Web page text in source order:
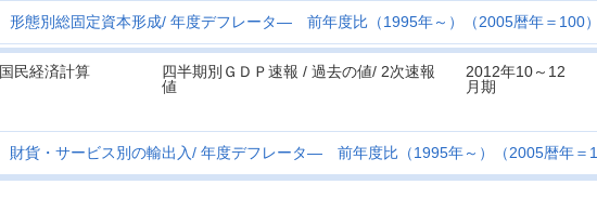
形態別総固定資本形成 年度デフレータ― 前年度比（1995年～）（2005暦年＝100）
国民経済計算
四半期別ＧＤＰ速報 / 過去の値/ 2次速報
値
2012年10～12
月期
財貨・サービス別の輸出入 年度デフレータ― 前年度比（1995年～）（2005暦年＝